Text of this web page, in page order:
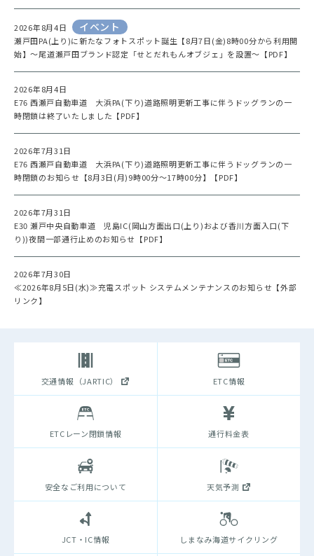
2026年8月4日 イベント
瀬戸田PA(上り)に新たなフォトスポット誕生【8月7日(金)8時00分から利用開
始】～尾道瀬戸田ブランド認定「せとだれもんオブジェ」を設置～【PDF】
2026年8月4日
E76 西瀬戸自動車道 大浜PA(下り)道路照明更新工事に伴うドッグランの一
時閉鎖は終了いたしました【PDF】
2026年7月31日
E76 西瀬戸自動車道 大浜PA(下り)道路照明更新工事に伴うドッグランの一
時閉鎖のお知らせ【8月3日(月)9時00分～17時00分】【PDF】
2026年7月31日
E30 瀬戸中央自動車道 児島IC(岡山方面出口(上り)および香川方面入口(下
り))夜間一部通行止めのお知らせ【PDF】
2026年7月30日
≪2026年8月5日(水)≫充電スポット システムメンテナンスのお知らせ【外部
リンク】
交通情報（JARTIC） ETC情報
ETCレーン閉鎖情報 通行料金表
安全なご利用について 天気予測
JCT・IC情報 しまなみ海道サイクリング